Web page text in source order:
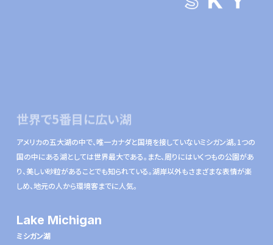
アメリカの五大湖の中で、唯一カナダと国境を接していないミシガン湖。1つの
国の中にある湖としては世界最大である。また、周りにはいくつもの公園があ
り、美しい砂粒があることでも知られている。湖岸以外もさまざまな表情が楽
しめ、地元の人から環境客までに人気。
Lake Michigan
ミシガン湖